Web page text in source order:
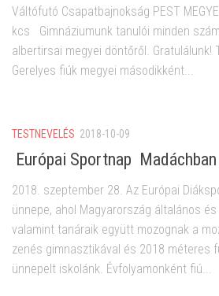
Váltófutó Csapatbajnokság PEST
kcs Gimnáziumunk tanulói minden
albertirsai megyei döntőről. Gratulálunk!
Gerelyes fiúk megyei másodikként...
TESTNEVELÉS 2018-10-09
Európai Sportnap Madáchban
2018. szeptember 28. Az Európai
ünnepe, ahol Magyarország általános
valamint tanáraik együtt mozognak a
zenés gimnasztikával és 2018 méteres
ünnepelt iskolánk. Évfolyamonként fiú...